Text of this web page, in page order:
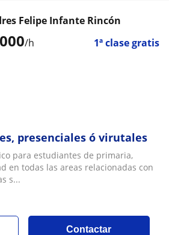
/h 1ª clase gratis
Felipe Infante Rincón
presenciales ó virutales
para estudiantes de primaria,
en todas las areas relacionadas con
s...
Contactar